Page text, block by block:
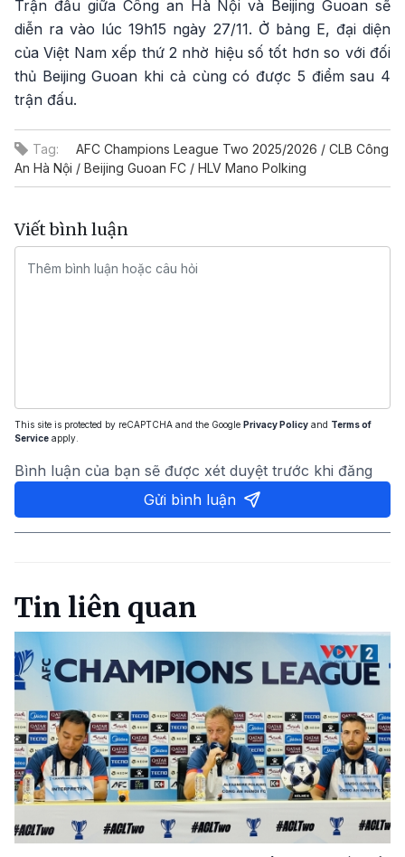
Trận đấu giữa Công an Hà Nội và Beijing Guoan sẽ
diễn ra vào lúc 19h15 ngày 27/11. Ở bảng E, đại diện
của Việt Nam xếp thứ 2 nhờ hiệu số tốt hơn so với đối
thủ Beijing Guoan khi cả cùng có được 5 điểm sau 4
trận đấu.
Tag:
AFC Champions League Two 2025/2026 / CLB Công
An Hà Nội / Beijing Guoan FC / HLV Mano Polking
Viết bình luận
This site is protected by reCAPTCHA and the Google Privacy Policy and Terms of
Service apply.
Bình luận của bạn sẽ được xét duyệt trước khi đăng
Gửi bình luận
Tin liên quan